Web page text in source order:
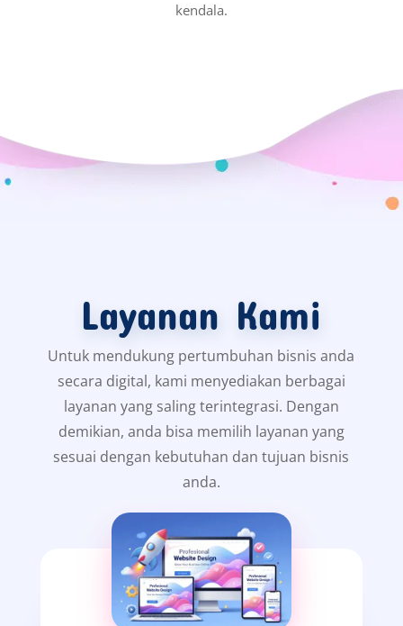
kendala.
Layanan Kami
Untuk mendukung pertumbuhan bisnis anda
secara digital, kami menyediakan berbagai
layanan yang saling terintegrasi. Dengan
demikian, anda bisa memilih layanan yang
sesuai dengan kebutuhan dan tujuan bisnis
anda.